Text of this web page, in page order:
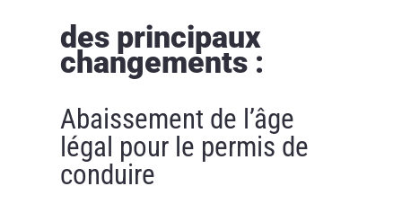
des principaux
changements :
Abaissement de l’âge
légal pour le permis de
conduire